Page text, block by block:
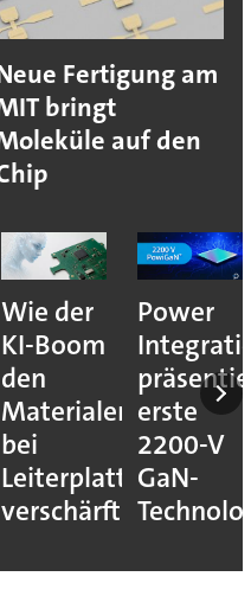
Fertigung am
bringt
auf den
Wie der
KI-Boom
den
Materialengpass
bei
Leiterplatten
verschärft
Power
erste
2200-V
GaN-